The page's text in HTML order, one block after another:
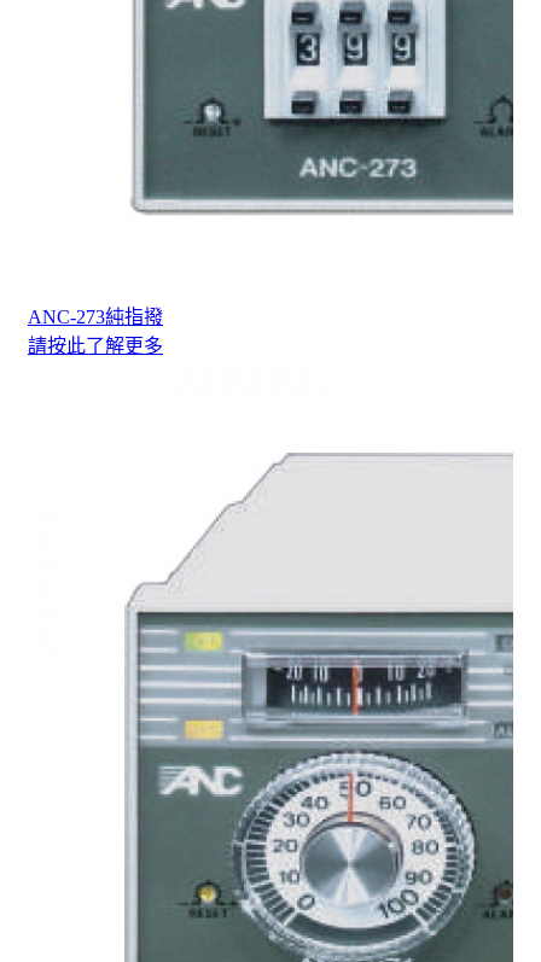
ANC-273純指撥
請按此了解更多